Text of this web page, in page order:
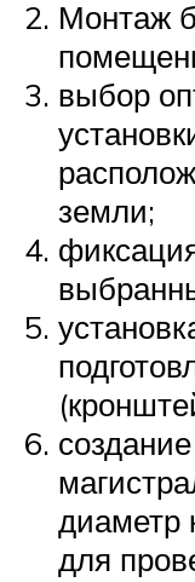
Монтаж
выбор
земли;
диаметр
для